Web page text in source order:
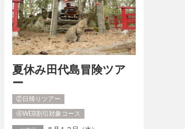
夏休み田代島冒険ツア
ー
②日帰りツアー
④WEB割引対象コース